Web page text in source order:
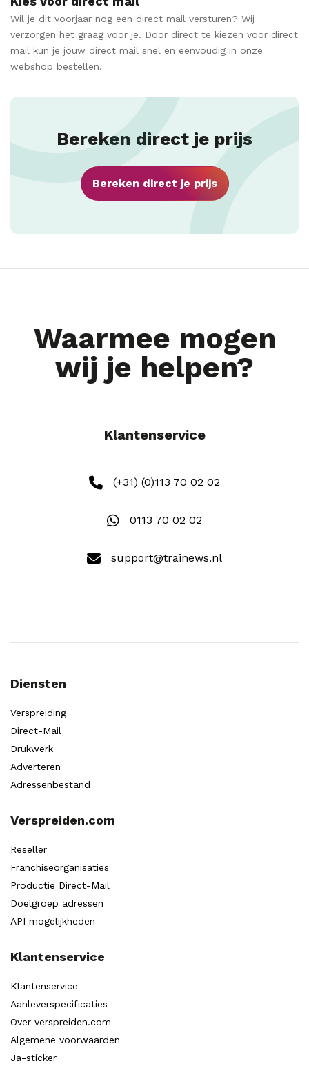
Wil je dit voorjaar nog een direct mail versturen? Wij
verzorgen het graag voor je. Door direct te kiezen voor direct
mail kun je jouw direct mail snel en eenvoudig in onze
webshop bestellen.
Bereken direct je prijs
Bereken direct je prijs
Waarmee mogen
wij je helpen?
Klantenservice
(+31) (0)113 70 02 02
0113 70 02 02
support@trainews.nl
Diensten
Verspreiding
Direct-Mail
Drukwerk
Adverteren
Adressenbestand
Verspreiden.com
Reseller
Franchiseorganisaties
Productie Direct-Mail
Doelgroep adressen
API mogelijkheden
Klantenservice
Klantenservice
Aanleverspecificaties
Over verspreiden.com
Algemene voorwaarden
Ja-sticker